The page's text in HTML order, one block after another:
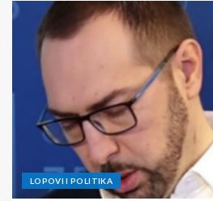
LOPOVI I POLITIKA